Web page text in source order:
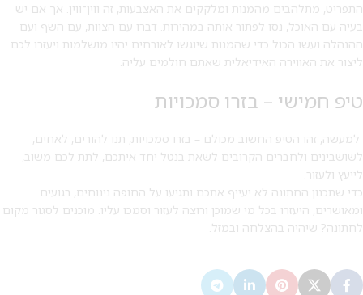
התפריט, מתלהבים מהמנות ומלקקים את האצבעות, זה ווין־ווין. אך אם יש
בעיה עם האוכל, נסו לפתור אותה במהירות. דברו עם הצוות, עם השף ועם
ההנהלה ועשו הכול כדי שהמנות שיוגשו לאורחים יהיו מושלמות ויעזרו לכם
ליצור את האווירה האידיאלית שאתם חולמים עליה.
טיפ חמישי – בזרו סמכויות
למעשה, זהו הטיפ החשוב מכולם – בזרו סמכויות, תנו להורים, לאחים,
לשושבינים ולחברים הקרובים לשאת בנטל יחד איתכם, לתת לכם משוב,
לייעץ ולעזור.
כדי שתכנון החתונה לא יעייף אתכם ותגיעו על החופה נינוחים, רגועים
ומאושרים, היעזרו בכל מי שמוכן ורוצה לעזור וסמכו עליו. מוכנים לסגור מקום
לחתונה? שיהיה בהצלחה ובמזל.
מבצע 1+1